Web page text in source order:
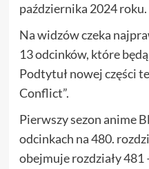
października 2024 roku.
Na widzów czeka
13 odcinków, które
Podtytuł nowej części
Conflict”.
Pierwszy sezon anime
odcinkach na 480.
obejmuje rozdziały 481